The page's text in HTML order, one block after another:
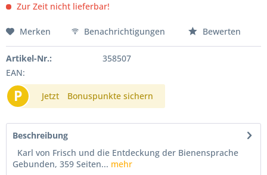
Zur Zeit nicht lieferbar!
Merken Benachrichtigungen Bewerten
Artikel-Nr.:
358507
EAN:
P Jetzt Bonuspunkte sichern
Beschreibung
Karl von Frisch und die Entdeckung der Bienensprache
Gebunden, 359 Seiten... mehr